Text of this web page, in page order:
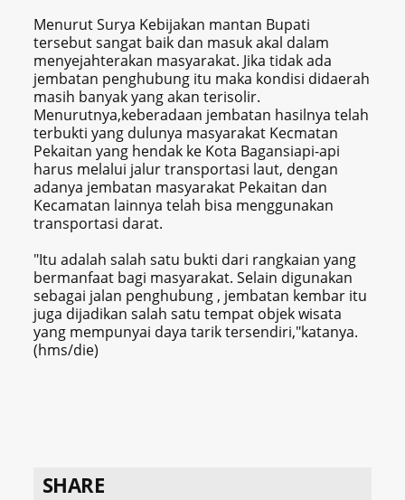
Menurut Surya Kebijakan mantan Bupati
tersebut sangat baik dan masuk akal dalam
menyejahterakan masyarakat. Jika tidak ada
jembatan penghubung itu maka kondisi didaerah
masih banyak yang akan terisolir.
Menurutnya,keberadaan jembatan hasilnya telah
terbukti yang dulunya masyarakat Kecmatan
Pekaitan yang hendak ke Kota Bagansiapi-api
harus melalui jalur transportasi laut, dengan
adanya jembatan masyarakat Pekaitan dan
Kecamatan lainnya telah bisa menggunakan
transportasi darat.
"Itu adalah salah satu bukti dari rangkaian yang
bermanfaat bagi masyarakat. Selain digunakan
sebagai jalan penghubung , jembatan kembar itu
juga dijadikan salah satu tempat objek wisata
yang mempunyai daya tarik tersendiri,"katanya.
(hms/die)
SHARE